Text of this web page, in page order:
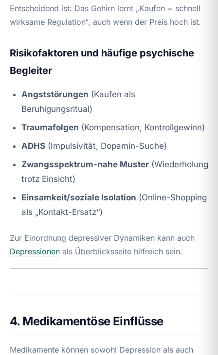
Entscheidend ist: Das Gehirn lernt „Kaufen = schnell
wirksame Regulation“, auch wenn der Preis hoch ist.
Risikofaktoren und häufige psychische
Begleiter
Angststörungen (Kaufen als
Beruhigungsritual)
Traumafolgen (Kompensation, Kontrollgewinn)
ADHS (Impulsivität, Dopamin-Suche)
Zwangsspektrum-nahe Muster (Wiederholung
trotz Einsicht)
Einsamkeit/soziale Isolation (Online-Shopping
als „Kontakt-Ersatz“)
Zur Einordnung depressiver Dynamiken kann auch
Depressionen als Überblicksseite hilfreich sein.
4. Medikamentöse Einflüsse
Medikamente können sowohl Depression als auch